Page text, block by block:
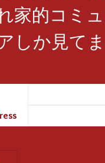
家的コミュ
しか見てま